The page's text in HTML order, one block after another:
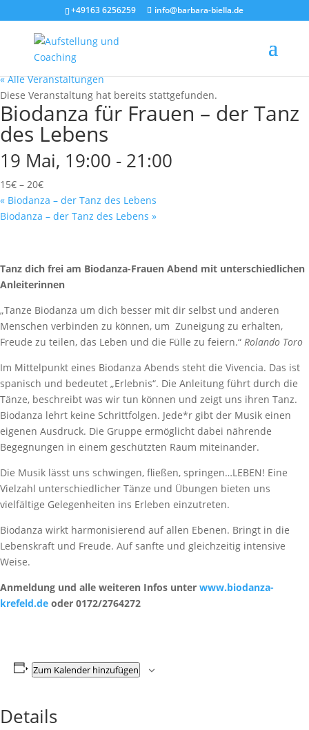
+49163 6256259 info@barbara-biella.de
« Alle Veranstaltungen
Diese Veranstaltung hat bereits stattgefunden.
Biodanza für Frauen – der Tanz
des Lebens
19 Mai, 19:00 - 21:00
15€ – 20€
« Biodanza – der Tanz des Lebens
Biodanza – der Tanz des Lebens »
Tanz dich frei am Biodanza-Frauen Abend mit unterschiedlichen
Anleiterinnen
„Tanze Biodanza um dich besser mit dir selbst und anderen
Menschen verbinden zu können, um Zuneigung zu erhalten,
Freude zu teilen, das Leben und die Fülle zu feiern.“ Rolando Toro
Im Mittelpunkt eines Biodanza Abends steht die Vivencia. Das ist
spanisch und bedeutet „Erlebnis“. Die Anleitung führt durch die
Tänze, beschreibt was wir tun können und zeigt uns ihren Tanz.
Biodanza lehrt keine Schrittfolgen. Jede*r gibt der Musik einen
eigenen Ausdruck. Die Gruppe ermöglicht dabei nährende
Begegnungen in einem geschützten Raum miteinander.
Die Musik lässt uns schwingen, fließen, springen…LEBEN! Eine
Vielzahl unterschiedlicher Tänze und Übungen bieten uns
vielfältige Gelegenheiten ins Erleben einzutreten.
Biodanza wirkt harmonisierend auf allen Ebenen. Bringt in die
Lebenskraft und Freude. Auf sanfte und gleichzeitig intensive
Weise.
Anmeldung und alle weiteren Infos unter www.biodanza-
krefeld.de oder 0172/2764272
Zum Kalender hinzufügen
Details